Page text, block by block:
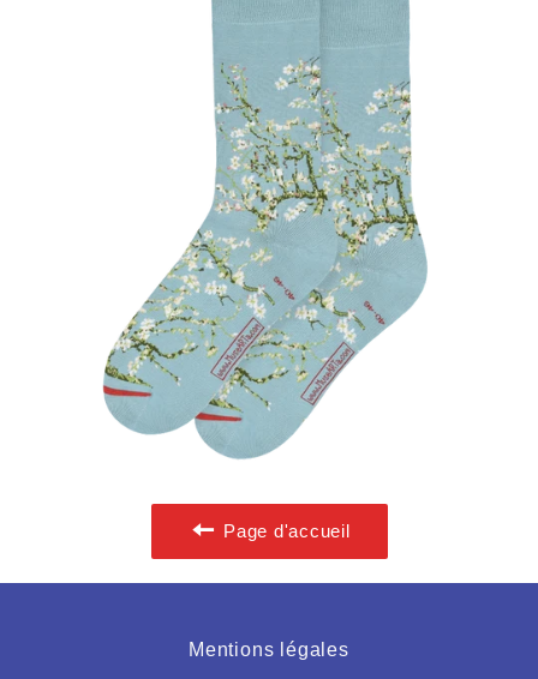
Page d'accueil
Mentions légales